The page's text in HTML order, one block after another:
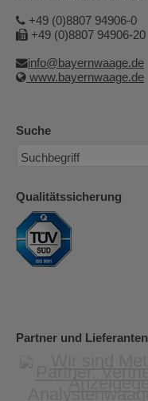
+49 (0)8807 94906-0
+49 (0)8807 94906-20
info@bayernwaage.de
www.bayernwaage.de
Suche
Qualitätssicherung
Partner und Lieferanten